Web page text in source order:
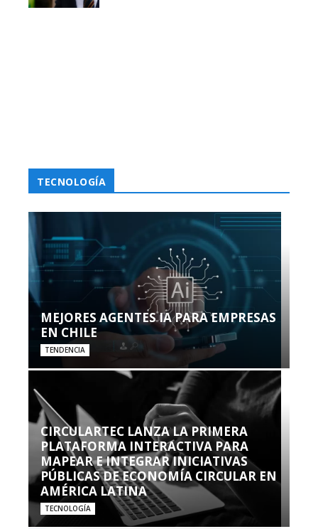
TECNOLOGÍA
MEJORES AGENTES IA PARA EMPRESAS
EN CHILE
TENDENCIA
CIRCULARTEC LANZA LA PRIMERA
PLATAFORMA INTERACTIVA PARA
MAPEAR E INTEGRAR INICIATIVAS
PÚBLICAS DE ECONOMÍA CIRCULAR EN
AMÉRICA LATINA
TECNOLOGÍA